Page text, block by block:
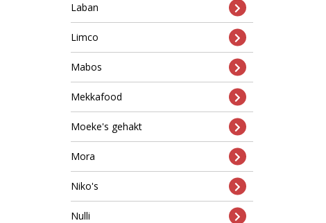
Laban
Limco
Mabos
Mekkafood
Moeke's gehakt
Mora
Niko's
Nulli